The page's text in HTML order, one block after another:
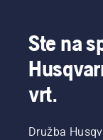
ambasadorjev.
To je
naša
ekipa H-
team. So
tudi naši
uporabniki.
Ste na
vrt.
Družba